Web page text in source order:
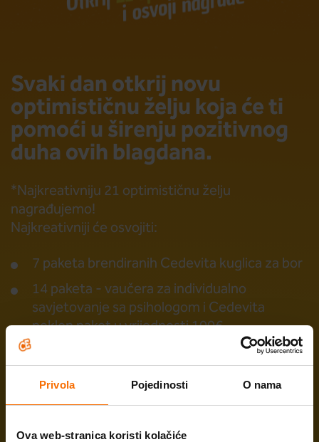
Privola Pojedinosti O nama
Ova web-stranica koristi kolačiće
Svaki dan otkrij novu
optimističnu želju koja će ti
pomoći u širenju pozitivnog
duha ovih blagdana.
*Najkreativniju 21 optimističnu želju
nagrađujemo!
Najkreativniji će osvojiti:
7 paketa brendiranih Cedevita kuglica za bor
14 paketa - vaučera za individualno
savjetovanje sa psihologom i Cedevita
poklon paket u vrijednosti 100€
Vaše optimistične želje